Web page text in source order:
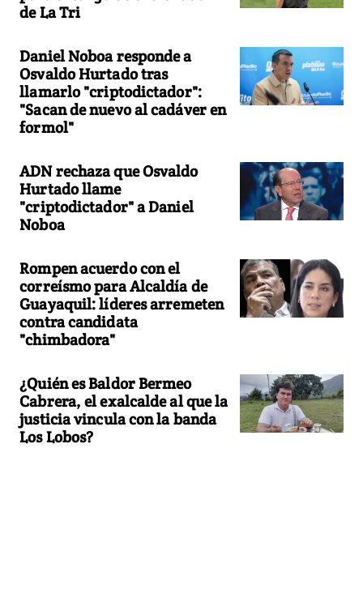
de La Tri
Daniel Noboa responde a
Osvaldo Hurtado tras
llamarlo "criptodictador":
"Sacan de nuevo al cadáver en
formol"
ADN rechaza que Osvaldo
Hurtado llame
"criptodictador" a Daniel
Noboa
Rompen acuerdo con el
correísmo para Alcaldía de
Guayaquil: líderes arremeten
contra candidata
"chimbadora"
¿Quién es Baldor Bermeo
Cabrera, el exalcalde al que la
justicia vincula con la banda
Los Lobos?